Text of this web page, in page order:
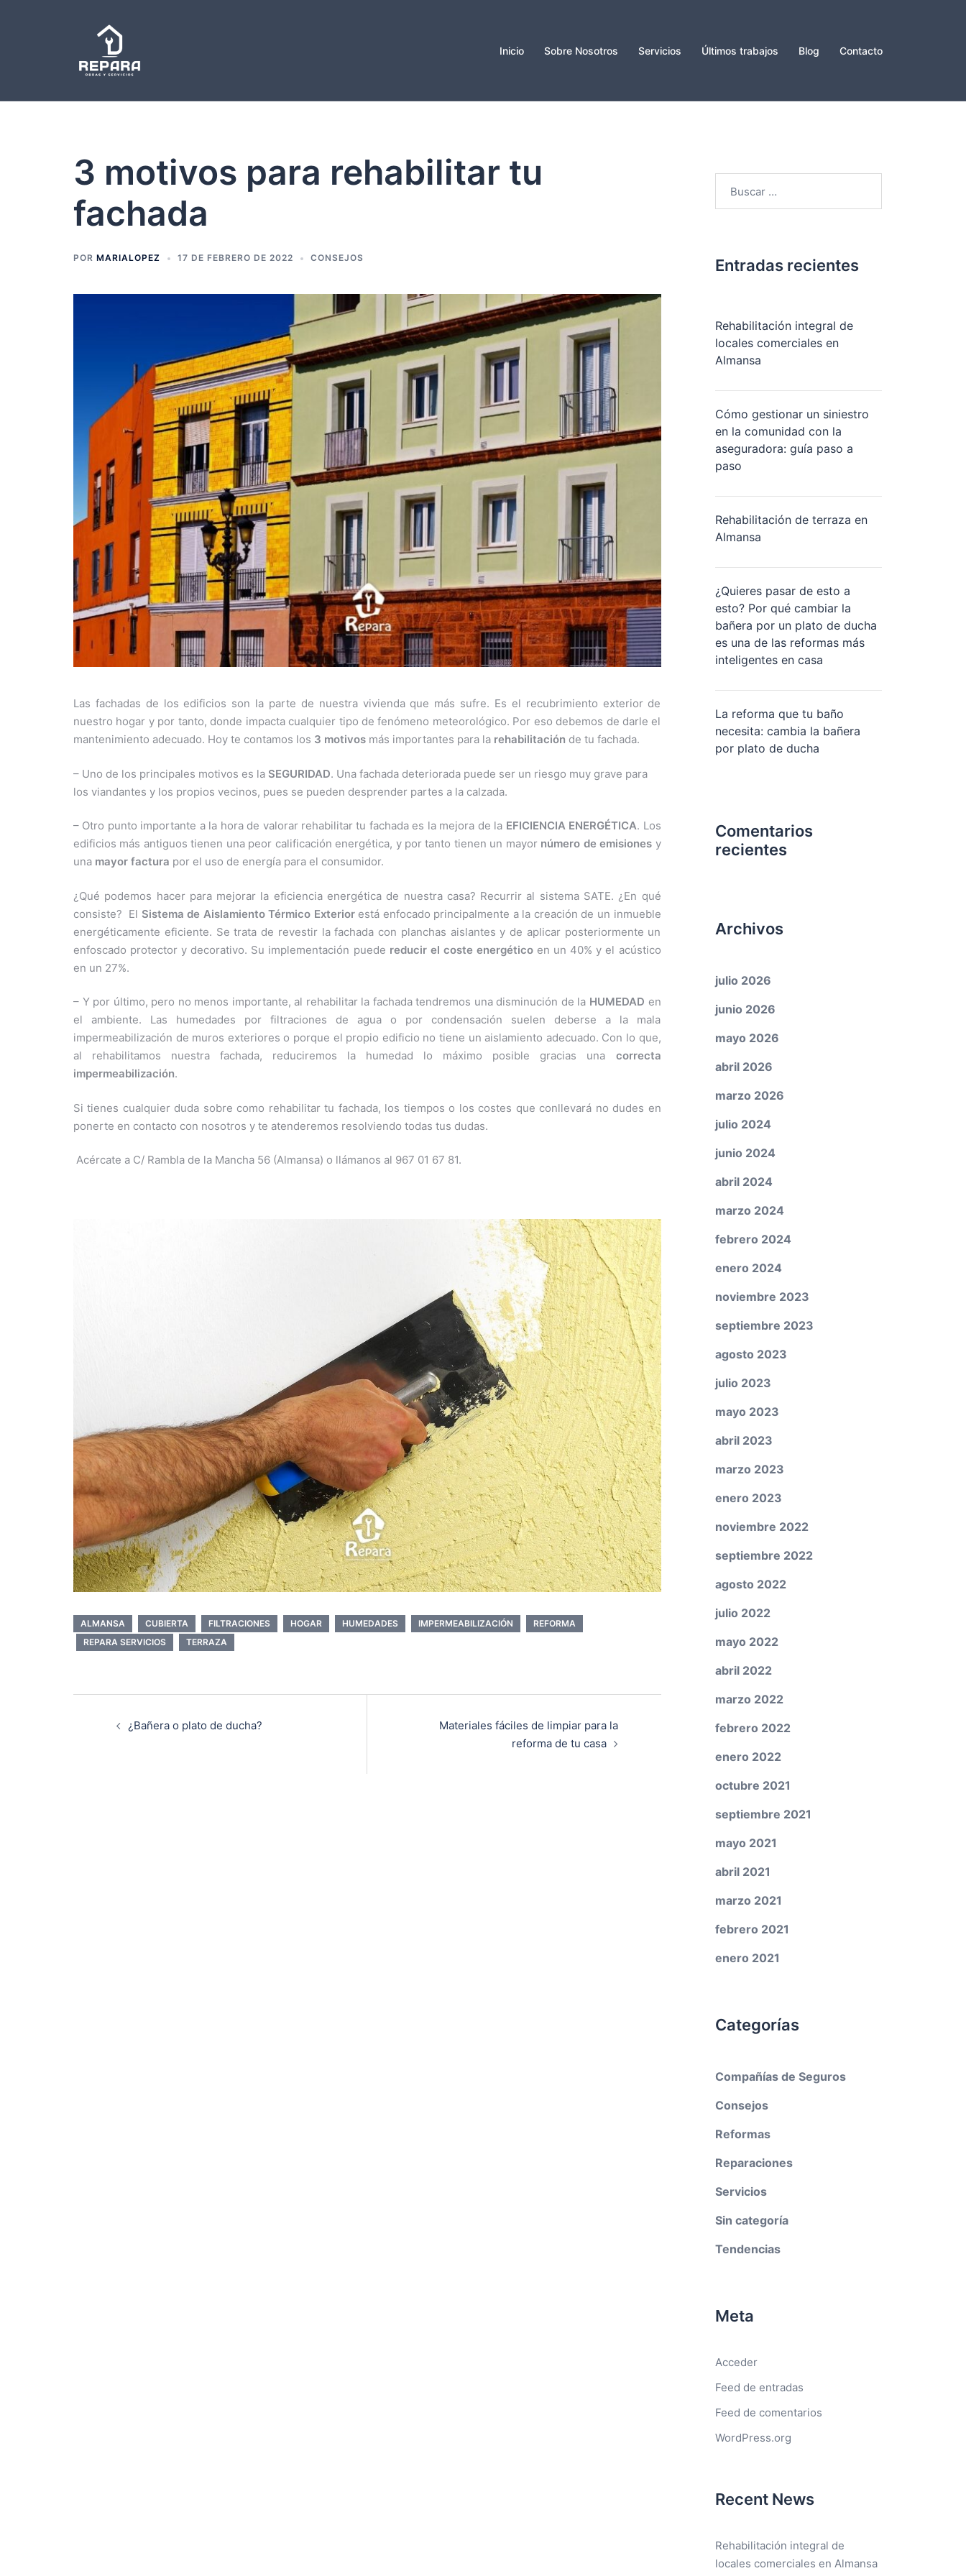
Inicio Sobre Nosotros Servicios Últimos trabajos Blog Contacto
3 motivos para rehabilitar tu
fachada
POR MARIALOPEZ 17 DE FEBRERO DE 2022 CONSEJOS
Las fachadas de los edificios son la parte de nuestra vivienda que más sufre. Es el recubrimiento exterior de
nuestro hogar y por tanto, donde impacta cualquier tipo de fenómeno meteorológico. Por eso debemos de darle el
mantenimiento adecuado. Hoy te contamos los 3 motivos más importantes para la rehabilitación de tu fachada.
– Uno de los principales motivos es la SEGURIDAD. Una fachada deteriorada puede ser un riesgo muy grave para
los viandantes y los propios vecinos, pues se pueden desprender partes a la calzada.
– Otro punto importante a la hora de valorar rehabilitar tu fachada es la mejora de la EFICIENCIA ENERGÉTICA. Los
edificios más antiguos tienen una peor calificación energética, y por tanto tienen un mayor número de emisiones y
una mayor factura por el uso de energía para el consumidor.
¿Qué podemos hacer para mejorar la eficiencia energética de nuestra casa? Recurrir al sistema SATE. ¿En qué
consiste? El Sistema de Aislamiento Térmico Exteriorestá enfocado principalmente a la creación de un inmueble
energéticamente eficiente. Se trata de revestir la fachada con planchas aislantes y de aplicar posteriormente un
enfoscado protector y decorativo. Su implementación puede reducir el coste energéticoen un 40% y el acústico
en un 27%.
– Y por último, pero no menos importante, al rehabilitar la fachada tendremos una disminución de la HUMEDAD en
el ambiente. Las humedades por filtraciones de agua o por condensación suelen deberse a la mala
impermeabilización de muros exteriores o porque el propio edificio no tiene un aislamiento adecuado. Con lo que,
al rehabilitamos nuestra fachada, reduciremos la humedad lo máximo posible gracias una correcta
impermeabilización.
Si tienes cualquier duda sobre como rehabilitar tu fachada, los tiempos o los costes que conllevará no dudes en
ponerte en contacto con nosotros y te atenderemos resolviendo todas tus dudas.
Acércate a C/ Rambla de la Mancha 56 (Almansa) o llámanos al 967 01 67 81.
ALMANSA CUBIERTA FILTRACIONES HOGAR HUMEDADES IMPERMEABILIZACIÓN
REFORMA
REPARA SERVICIOS
TERRAZA
¿Bañera o plato de ducha?
Materiales fáciles de limpiar para la
reforma de tu casa
Entradas recientes
Rehabilitación integral de
locales comerciales en
Almansa
Cómo gestionar un siniestro
en la comunidad con la
aseguradora: guía paso a
paso
Rehabilitación de terraza en
Almansa
¿Quieres pasar de esto a
esto? Por qué cambiar la
bañera por un plato de ducha
es una de las reformas más
inteligentes en casa
La reforma que tu baño
necesita: cambia la bañera
por plato de ducha
Comentarios
recientes
Archivos
julio 2026
junio 2026
mayo 2026
abril 2026
marzo 2026
julio 2024
junio 2024
abril 2024
marzo 2024
febrero 2024
enero 2024
noviembre 2023
septiembre 2023
agosto 2023
julio 2023
mayo 2023
abril 2023
marzo 2023
enero 2023
noviembre 2022
septiembre 2022
agosto 2022
julio 2022
mayo 2022
abril 2022
marzo 2022
febrero 2022
enero 2022
octubre 2021
septiembre 2021
mayo 2021
abril 2021
marzo 2021
febrero 2021
enero 2021
Categorías
Compañías de Seguros
Consejos
Reformas
Reparaciones
Servicios
Sin categoría
Tendencias
Meta
Acceder
Feed de entradas
Feed de comentarios
WordPress.org
Recent News
Rehabilitación integral de
locales comerciales en Almansa